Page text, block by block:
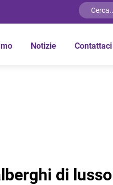
Notizie Contattaci
di lusso